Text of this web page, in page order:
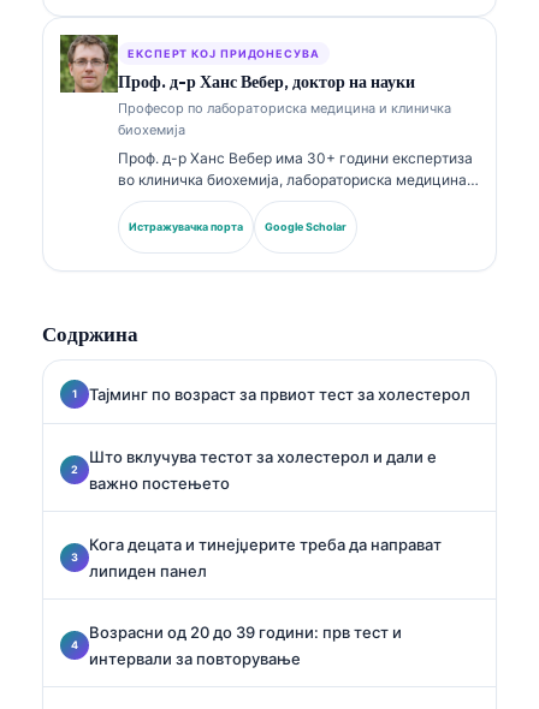
ЕКСПЕРТ КОЈ ПРИДОНЕСУВА
Проф. д-р Ханс Вебер, доктор на науки
Професор по лабораториска медицина и клиничка
биохемија
Проф. д-р Ханс Вебер има 30+ години експертиза
во клиничка биохемија, лабораториска медицина и
истражување на биомаркери. Поранешен
претседател на Германското друштво за клиничка
хемија, тој се специјализира за анализа на
Истражувачка порта Google Scholar
Содржина
Тајминг по возраст за првиот тест за холестерол
Што вклучува тестот за холестерол и дали е
важно постењето
Кога децата и тинејџерите треба да направат
липиден панел
Возрасни од 20 до 39 години: прв тест и
интервали за повторување